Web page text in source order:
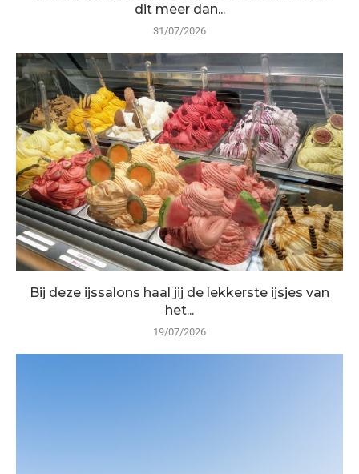
dit meer dan...
31/07/2026
Bij deze ijssalons haal jij de lekkerste ijsjes van
het...
19/07/2026